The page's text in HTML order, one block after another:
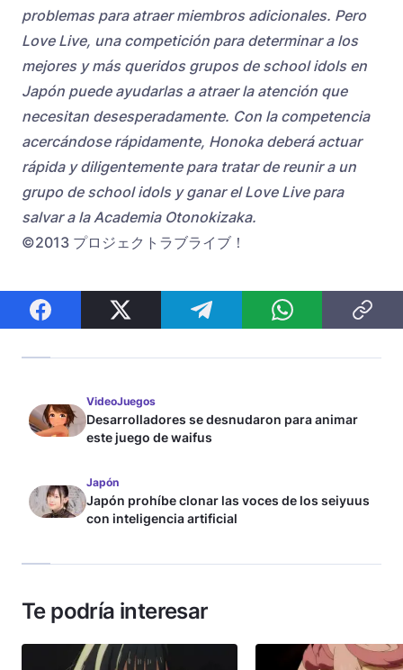
problemas para atraer miembros adicionales. Pero
Love Live, una competición para determinar a los
mejores y más queridos grupos de school idols en
Japón puede ayudarlas a atraer la atención que
necesitan desesperadamente. Con la competencia
acercándose rápidamente, Honoka deberá actuar
rápida y diligentemente para tratar de reunir a un
grupo de school idols y ganar el Love Live para
salvar a la Academia Otonokizaka.
©2013 プロジェクトラブライブ！
VideoJuegos
Desarrolladores se desnudaron para animar
este juego de waifus
Japón
Japón prohíbe clonar las voces de los seiyuus
con inteligencia artificial
Te podría interesar